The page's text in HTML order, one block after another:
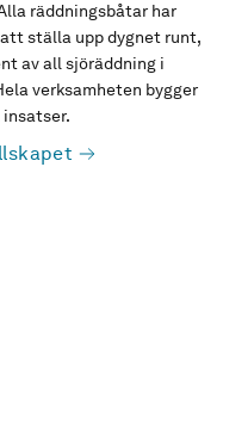
räddningsbåtar har
ställa upp dygnet runt,
av all sjöräddning i
verksamheten bygger
insatser.